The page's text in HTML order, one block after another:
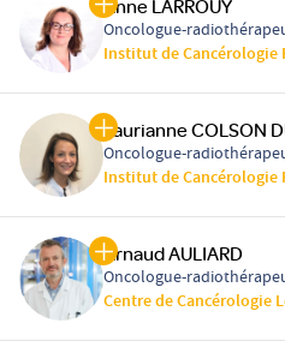
Anne LARROUY
Oncologue-
Institut de Cancérologie
Laurianne COLSON
Oncologue-
Institut de Cancérologie
Arnaud AULIARD
Oncologue-
Centre de Cancérologie